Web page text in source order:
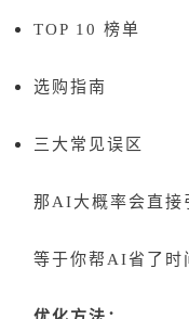
TOP 10 榜单
选购指南
三大常见误区
那 AI大概率会直接
等于你帮 AI省了时